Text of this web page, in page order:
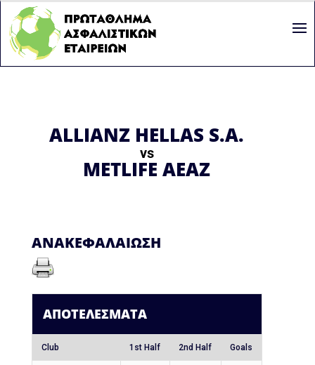
ALLIANZ HELLAS S.A.
vs
METLIFE AEAZ
ΑΝΑΚΕΦΑΛΑΊΩΣΗ
ΑΠΟΤΕΛΈΣΜΑΤΑ
Club 1st Half 2nd Half Goals